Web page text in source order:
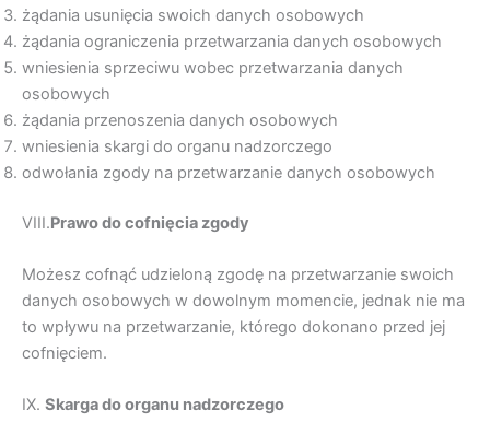
żądania usunięcia swoich danych osobowych
żądania ograniczenia przetwarzania danych osobowych
wniesienia sprzeciwu wobec przetwarzania danych
osobowych
żądania przenoszenia danych osobowych
wniesienia skargi do organu nadzorczego
odwołania zgody na przetwarzanie danych osobowych
VIII.Prawo do cofnięcia zgody
Możesz cofnąć udzieloną zgodę na przetwarzanie swoich
danych osobowych w dowolnym momencie, jednak nie ma
to wpływu na przetwarzanie, którego dokonano przed jej
cofnięciem.
IX. Skarga do organu nadzorczego